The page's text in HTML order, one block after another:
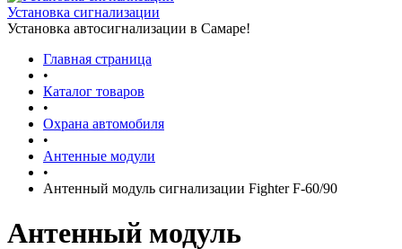
Установка сигнализации
Установка автосигнализации в Самаре!
Главная страница
•
Каталог товаров
•
Охрана автомобиля
•
Антенные модули
•
Антенный модуль сигнализации Fighter F-60/90
Антенный модуль